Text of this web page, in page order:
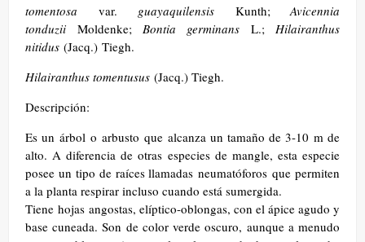
tomentosa var. guayaquilensis Kunth; Avicennia
tonduzii Moldenke; Bontia germinans L.; Hilairanthus
nitidus (Jacq.) Tiegh.
Hilairanthus tomentusus (Jacq.) Tiegh.
Descripción:
Es un árbol o arbusto que alcanza un tamaño de 3-10 m de
alto. A diferencia de otras especies de mangle, esta especie
posee un tipo de raíces llamadas neumatóforos que permiten
a la planta respirar incluso cuando está sumergida.
Tiene hojas angostas, elíptico-oblongas, con el ápice agudo y
base cuneada. Son de color verde oscuro, aunque a menudo